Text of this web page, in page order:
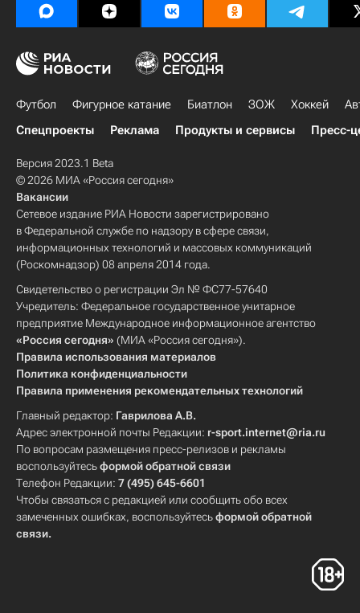
Футбол Фигурное катание Биатлон ЗОЖ Хоккей
Спецпроекты
Реклама Продукты и сервисы Пресс-
Версия 2023.1 Beta
© 2026 МИА «Россия сегодня»
Вакансии
Сетевое издание РИА Новости зарегистрировано
в Федеральной службе по надзору в сфере связи,
информационных технологий и массовых коммуникаций
(Роскомнадзор) 08 апреля 2014 года.
Свидетельство о регистрации Эл № ФС77-57640
Учредитель: Федеральное государственное унитарное
предприятие Международное информационное агентство
«Россия сегодня» (МИА «Россия сегодня»).
Правила использования материалов
Политика конфиденциальности
Правила применения рекомендательных технологий
Главный редактор: Гаврилова А.В.
Адрес электронной почты Редакции: r-sport.internet@ria.ru
По вопросам размещения пресс-релизов и рекламы
воспользуйтесьформой обратной связи
Телефон Редакции: 7 (495) 645-6601
Чтобы связаться с редакцией или сообщить обо всех
замеченных ошибках, воспользуйтесьформой обратной
связи.